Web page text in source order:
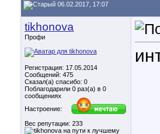
06.02.2017, 17:07
tikhonova
Профи
Регистрация: 17.05.2014
Сообщений: 475
Сказал(а) спасибо: 0
Поблагодарили 0 раз(а) в 0
сообщениях
Настроение:
Вес репутации: 233